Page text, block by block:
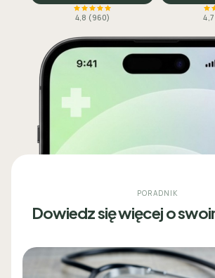
4,8 (960) 4,7
PORADNIK
Dowiedz się więcej o